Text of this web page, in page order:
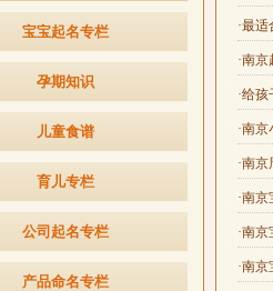
宝宝起名专栏
孕期知识
儿童食谱
育儿专栏
公司起名专栏
产品命名专栏
·最
·南
·给
·南
·南
·南
·南
·南